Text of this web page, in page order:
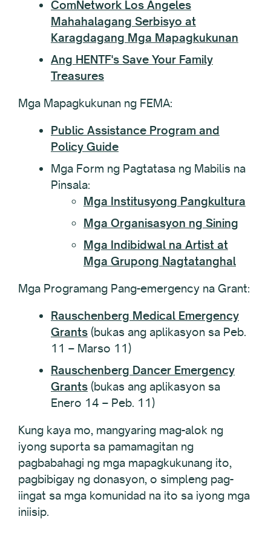
ComNetwork Los Angeles
Mahahalagang Serbisyo at
Karagdagang Mga Mapagkukunan
Ang HENTF's Save Your Family
Treasures
Mga Mapagkukunan ng FEMA:
Public Assistance Program and
Policy Guide
Mga Form ng Pagtatasa ng Mabilis na
Pinsala:
Mga Institusyong Pangkultura
Mga Organisasyon ng Sining
Mga Indibidwal na Artist at
Mga Grupong Nagtatanghal
Mga Programang Pang-emergency na Grant:
Rauschenberg Medical Emergency
Grants (bukas ang aplikasyon sa Peb.
11 – Marso 11)
Rauschenberg Dancer Emergency
Grants (bukas ang aplikasyon sa
Enero 14 – Peb. 11)
Kung kaya mo, mangyaring mag-alok ng
iyong suporta sa pamamagitan ng
pagbabahagi ng mga mapagkukunang ito,
pagbibigay ng donasyon, o simpleng pag-
iingat sa mga komunidad na ito sa iyong mga
iniisip.